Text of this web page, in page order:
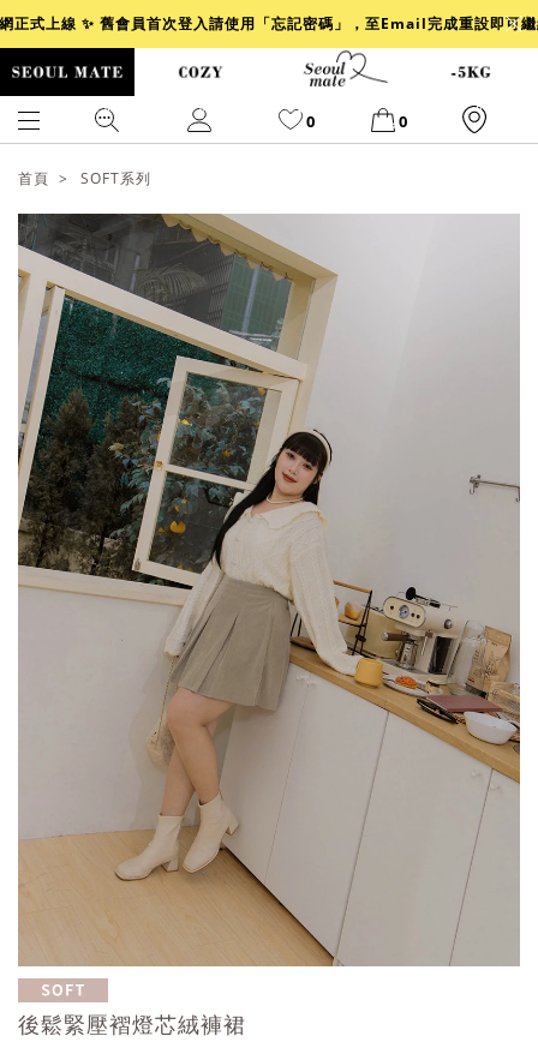
正式上線 ✨ 舊會員首次登入請使用「忘記密碼」，至Email完成重設即可
0 0
爆乳 洋裝
小香風 透膚 小香
襯衫 褲裙 牛仔裙
涼感
首頁 SOFT系列
後鬆緊壓褶燈芯絨褲裙